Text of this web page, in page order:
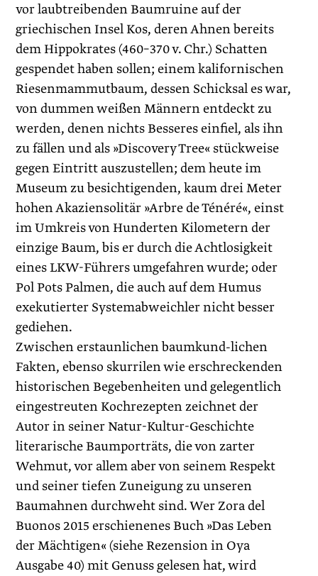
vor laubtreibenden Baumruine auf der
griechischen Insel Kos, deren Ahnen bereits
dem Hippokrates (460–370 v. Chr.) Schatten
gespendet haben sollen; einem kalifornischen
Riesenmammutbaum, dessen Schicksal es war,
von dummen weißen Männern entdeckt zu
werden, denen nichts Besseres einfiel, als ihn
zu fällen und als »Discovery Tree« stückweise
gegen Eintritt auszustellen; dem heute im
Museum zu besichtigenden, kaum drei Meter
hohen Akaziensolitär »Arbre de Ténéré«, einst
im Umkreis von Hunderten Kilometern der
einzige Baum, bis er durch die Achtlosigkeit
eines LKW-Führers umgefahren wurde; oder
Pol Pots Palmen, die auch auf dem Humus
exekutierter Systemabweichler nicht besser
gediehen.
Zwischen erstaunlichen baumkund-lichen
Fakten, ebenso skurrilen wie erschreckenden
historischen Begebenheiten und gelegentlich
eingestreuten Kochrezepten zeichnet der
Autor in seiner Natur-Kultur-Geschichte
literarische Baumporträts, die von zarter
Wehmut, vor allem aber von seinem Respekt
und seiner tiefen Zuneigung zu unseren
Baumahnen durchweht sind. Wer Zora del
Buonos 2015 erschienenes Buch »Das Leben
der Mächtigen« (siehe Rezension in Oya
Ausgabe 40) mit Genuss gelesen hat, wird